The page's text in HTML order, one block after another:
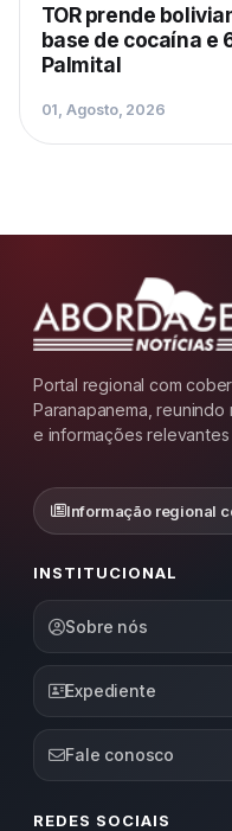
TOR prende
base de cocaína e
Palmital
01, Agosto, 2026
Portal regional com
Paranapanema,
e informações
Informação regional
INSTITUCIONAL
Sobre nós
Expediente
Fale conosco
REDES SOCIAIS